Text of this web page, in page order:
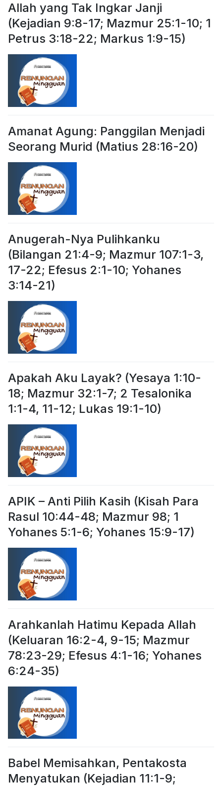
Allah yang Tak Ingkar Janji
(Kejadian 9:8-17; Mazmur 25:1-10; 1
Petrus 3:18-22; Markus 1:9-15)
Amanat Agung: Panggilan Menjadi
Seorang Murid (Matius 28:16-20)
Anugerah-Nya Pulihkanku
(Bilangan 21:4-9; Mazmur 107:1-3,
17-22; Efesus 2:1-10; Yohanes
3:14-21)
Apakah Aku Layak? (Yesaya 1:10-
18; Mazmur 32:1-7; 2 Tesalonika
1:1-4, 11-12; Lukas 19:1-10)
APIK – Anti Pilih Kasih (Kisah Para
Rasul 10:44-48; Mazmur 98; 1
Yohanes 5:1-6; Yohanes 15:9-17)
Arahkanlah Hatimu Kepada Allah
(Keluaran 16:2-4, 9-15; Mazmur
78:23-29; Efesus 4:1-16; Yohanes
6:24-35)
Babel Memisahkan, Pentakosta
Menyatukan (Kejadian 11:1-9;